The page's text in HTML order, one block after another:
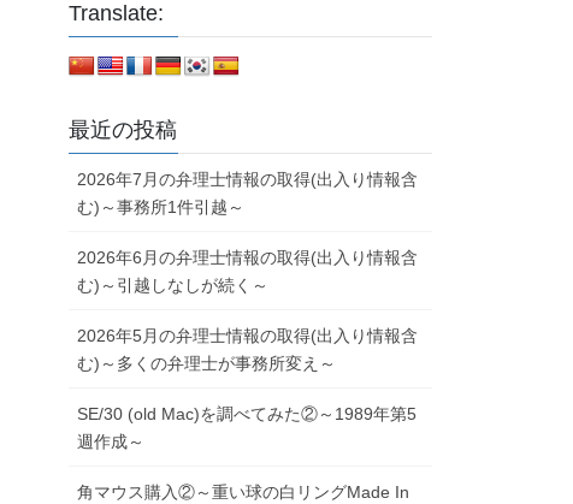
Translate:
最近の投稿
2026年7月の弁理士情報の取得(出入り情報含
む)～事務所1件引越～
2026年6月の弁理士情報の取得(出入り情報含
む)～引越しなしが続く～
2026年5月の弁理士情報の取得(出入り情報含
む)～多くの弁理士が事務所変え～
SE/30 (old Mac)を調べてみた②～1989年第5
週作成～
角マウス購入②～重い球の白リングMade In